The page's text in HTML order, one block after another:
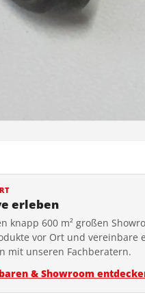
erleben
knapp 600 m² großen
vor Ort und vereinbare
mit unseren Fachberatern.
& Showroom